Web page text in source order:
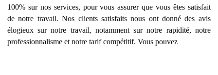
100% sur nos services, pour vous assurer que vous êtes satisfait
de notre travail. Nos clients satisfaits nous ont donné des avis
élogieux sur notre travail, notamment sur notre rapidité, notre
professionnalisme et notre tarif compétitif. Vous pouvez